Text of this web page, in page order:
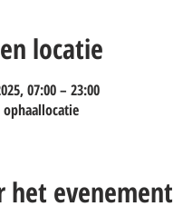
locatie
07:00 – 23:00
het evenement